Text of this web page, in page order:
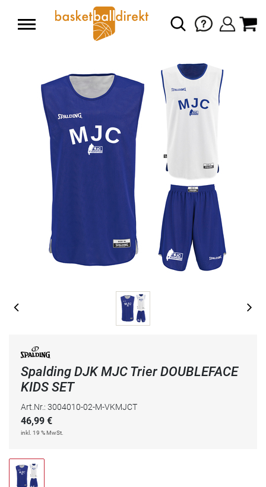
Spalding DJK MJC Trier DOUBLEFACE
KIDS SET
Art.Nr.: 3004010-02-M-VKMJCT
46,99 €
inkl. 19 % MwSt.